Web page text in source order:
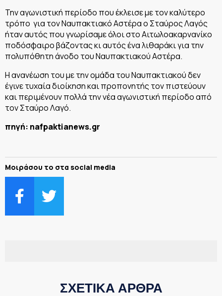
Την αγωνιστική περίοδο που έκλεισε με τον καλύτερο
τρόπο για τον Ναυπακτιακό Αστέρα ο Σταύρος Λαγός
ήταν αυτός που γνωρίσαμε όλοι στο Αιτωλοακαρνανίκο
ποδόσφαιρο βάζοντας κι αυτός ένα λιθαράκι για την
πολυπόθητη άνοδο του Ναυπακτιακού Αστέρα.
Η ανανέωση του με την ομάδα του Ναυπακτιακού δεν
έγινε τυχαία διοίκηση και προπονητής τον πιστεύουν
και περιμένουν πολλά την νέα αγωνιστική περίοδο από
τον Σταύρο Λαγό.
πηγή: nafpaktianews.gr
Μοιράσου το στα social media
ΣΧΕΤΙΚΑ ΑΡΘΡΑ